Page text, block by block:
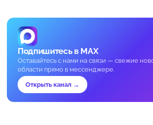
Подпишитесь в MAX
Оставайтесь с нами на связи — свежие
области прямо в мессенджере.
Открыть канал →